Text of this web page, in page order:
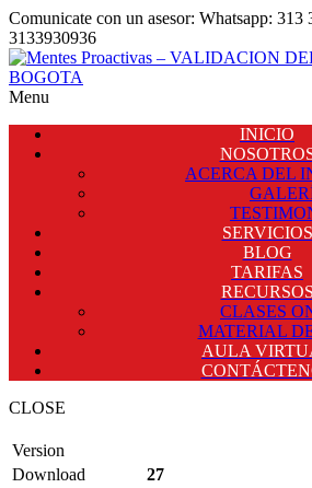
Comunicate con un asesor: Whatsapp:
3133930936
Menu
INICIO
ACERCA DEL
SERVICIOS
BLOG
TARIFAS
RECURSOS
CLASES
MATERIAL
AULA
CLOSE
Version
Download
27